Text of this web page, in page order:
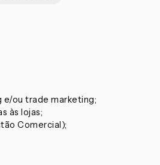
e/ou trade marketing;
às lojas;
Comercial);